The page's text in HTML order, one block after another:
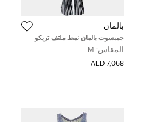
بالمان
جمبسوت بالمان نمط ملتف تريكو
مقلم مونوكرومي مقاس وسط
(ميديوم)
المقاس: M
7,068 AED